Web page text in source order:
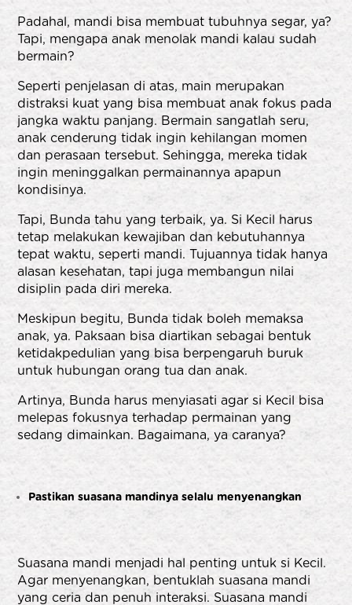
Padahal, mandi bisa membuat tubuhnya segar, ya?
Tapi, mengapa anak menolak mandi kalau sudah
bermain?
Seperti penjelasan di atas, main merupakan
distraksi kuat yang bisa membuat anak fokus pada
jangka waktu panjang. Bermain sangatlah seru,
anak cenderung tidak ingin kehilangan momen
dan perasaan tersebut. Sehingga, mereka tidak
ingin meninggalkan permainannya apapun
kondisinya.
Tapi, Bunda tahu yang terbaik, ya. Si Kecil harus
tetap melakukan kewajiban dan kebutuhannya
tepat waktu, seperti mandi. Tujuannya tidak hanya
alasan kesehatan, tapi juga membangun nilai
disiplin pada diri mereka.
Meskipun begitu, Bunda tidak boleh memaksa
anak, ya. Paksaan bisa diartikan sebagai bentuk
ketidakpedulian yang bisa berpengaruh buruk
untuk hubungan orang tua dan anak.
Artinya, Bunda harus menyiasati agar si Kecil bisa
melepas fokusnya terhadap permainan yang
sedang dimainkan. Bagaimana, ya caranya?
Pastikan suasana mandinya selalu menyenangkan
Suasana mandi menjadi hal penting untuk si Kecil.
Agar menyenangkan, bentuklah suasana mandi
yang ceria dan penuh interaksi. Suasana mandi